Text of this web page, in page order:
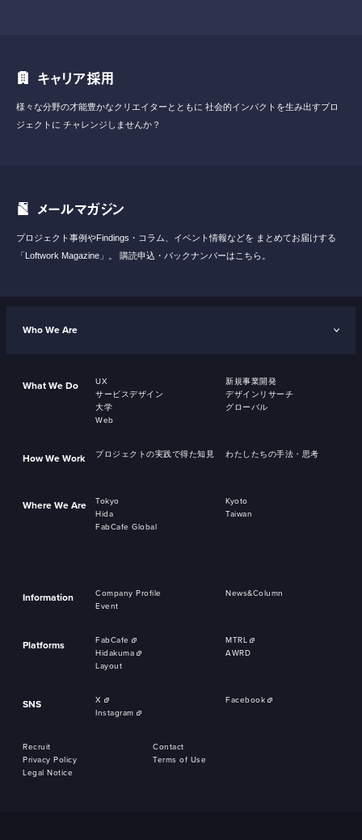
キャリア採用
様々な分野の才能豊かなクリエイターとともに 社会的インパクトを生み出すプロ
ジェクトに チャレンジしませんか？
メールマガジン
プロジェクト事例やFindings・コラム、イベント情報などを まとめてお届けする
「Loftwork Magazine」。
購読申込・バックナンバーはこちら。
Who We Are
What We Do UX
新規事業開発
サービスデザイン
デザインリサーチ
大学
グローバル
Web
How We Work プロジェクトの実践で得た知見 わたしたちの手法・思考
Where We Are Tokyo
Kyoto
Hida
Taiwan
FabCafe Global
Information Company Profile
News&Column
Event
Platforms FabCafe
MTRL
Hidakuma
AWRD
Layout
SNS X
Facebook
Instagram
Recruit
Contact
Privacy Policy
Terms of Use
Legal Notice